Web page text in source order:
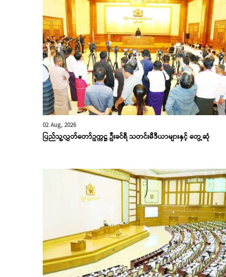
02 Aug, 2026
ပြည်သူ့လွှတ်တော်ဥက္ကဋ္ဌ ဦးခင်ရီ သတင်းမီဒီယာများနှင့် တွေ့ဆုံ